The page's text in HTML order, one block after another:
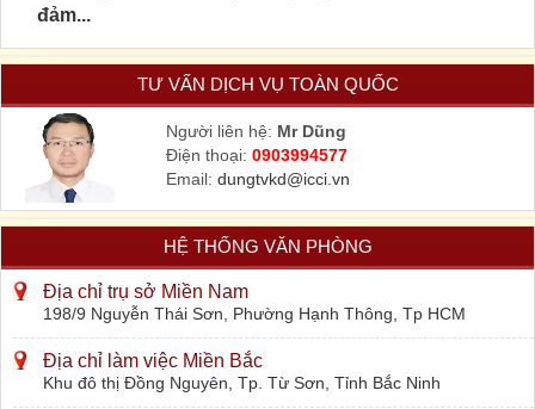
đảm...
TƯ VẤN DỊCH VỤ TOÀN QUỐC
Người liên hệ: Mr Dũng
Điện thoại: 0903994577
Email: dungtvkd@icci.vn
HỆ THỐNG VĂN PHÒNG
Địa chỉ trụ sở Miền Nam
198/9 Nguyễn Thái Sơn, Phường Hạnh Thông, Tp HCM
Địa chỉ làm việc Miền Bắc
Khu đô thị Đồng Nguyên, Tp. Từ Sơn, Tỉnh Bắc Ninh